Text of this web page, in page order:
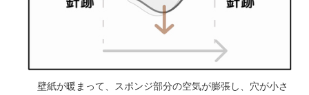
壁紙が暖まって、スポンジ部分の空気が膨張し、穴が小さ